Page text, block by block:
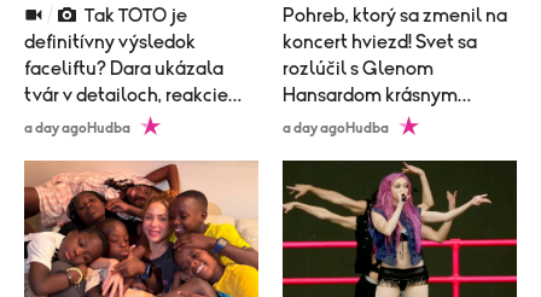
definitívny výsledok
faceliftu? Dara ukázala
tvár v detailoch, reakcie
prišli okamžite!
a day agoHudba
Pohreb, ktorý sa zmenil na
koncert hviezd! Svet sa
rozlúčil s Glenom
Hansardom krásnym
obradom
a day agoHudba